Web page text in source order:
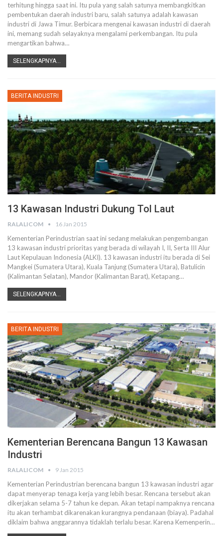
terhitung hingga saat ini. Itu pula yang salah satunya membangkitkan
pembentukan daerah industri baru, salah satunya adalah kawasan
industri di Jawa Timur. Berbicara mengenai kawasan industri di daerah
ini, memang sudah selayaknya mengalami perkembangan. Itu pula
mengartikan bahwa…
SELENGKAPNYA...
BERITA INDUSTRI
13 Kawasan Industri Dukung Tol Laut
RALALICOM 16 Jan 2015
Kementerian Perindustrian saat ini sedang melakukan pengembangan
13 kawasan industri prioritas yang berada di wilayah I, II, Serta III Alur
Laut Kepulauan Indonesia (ALKI). 13 kawasan industri itu berada di Sei
Mangkei (Sumatera Utara), Kuala Tanjung (Sumatera Utara), Batulicin
(Kalimantan Selatan), Mandor (Kalimantan Barat), Ketapang…
SELENGKAPNYA...
BERITA INDUSTRI
Kementerian Berencana Bangun 13 Kawasan
Industri
RALALICOM 9 Jan 2015
Kementerian Perindustrian berencana bangun 13 kawasan industri agar
dapat menyerap tenaga kerja yang lebih besar. Rencana tersebut akan
dikerjakan selama 5-7 tahun ke depan. Akan tetapi nampaknya rencana
itu akan terhambat dikarenakan kurangnya pendanaan (biaya). Padahal
diklaim bahwa anggarannya tidaklah terlalu besar. Karena Kemenperin…